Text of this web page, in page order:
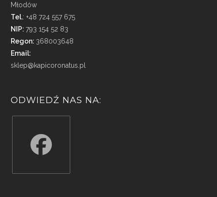
Młodów
Tel.: +48 724 557 675
NIP:793 154 52 83
Regon: 368003648
Email:
sklep@kapicoronatus.pl
ODWIEDŹ NAS NA: